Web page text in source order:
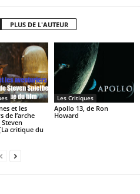
PLUS DE L'AUTEUR
et les
de l’arche
critique du
Les Critiques
Apollo 13, de Ron
Howard